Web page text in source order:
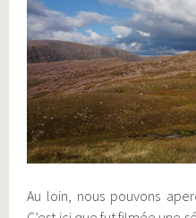
Au loin, nous pouvons